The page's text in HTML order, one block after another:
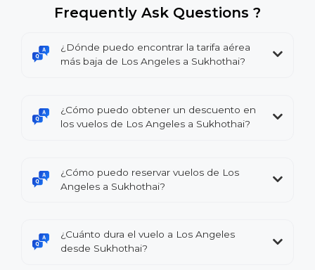
Frequently Ask Questions ?
¿Dónde puedo encontrar la tarifa aérea
más baja de Los Angeles a Sukhothai?
¿Cómo puedo obtener un descuento en
los vuelos de Los Angeles a Sukhothai?
¿Cómo puedo reservar vuelos de Los
Angeles a Sukhothai?
¿Cuánto dura el vuelo a Los Angeles
desde Sukhothai?